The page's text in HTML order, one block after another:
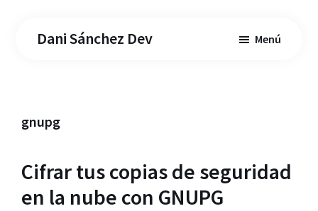
Dani Sánchez Dev Menú
gnupg
Cifrar tus copias de seguridad
en la nube con GNUPG